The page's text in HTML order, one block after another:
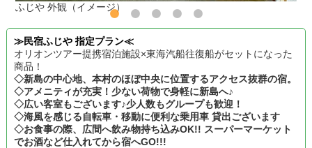
ふじや 外観（イメージ）
≫民宿ふじや 指定プラン≪
オリオンツアー提携宿泊施設×東海汽船往復船がセットになった
商品！
◇新島の中心地、本村のほぼ中央に位置するアクセス抜群の宿。
◇アメニティが充実！少ない荷物で身軽に新島へ♪
◇広い客室もございます♪少人数もグループも歓迎！
◇海風を感じる自転車・移動に便利な乗用車 貸出ございます
◇お食事の際、広間へ飲み物持ち込みOK!! スーパーマーケット
でお酒など仕入れてから宿へGO!!!